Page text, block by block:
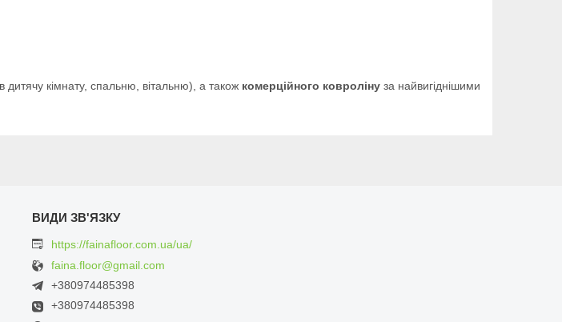
дитячу кімнату, спальню, вітальню), а також комерційного ковроліну за найвигіднішими
https://fainafloor.com.ua/ua/
faina.floor@gmail.com
+380974485398
+380974485398